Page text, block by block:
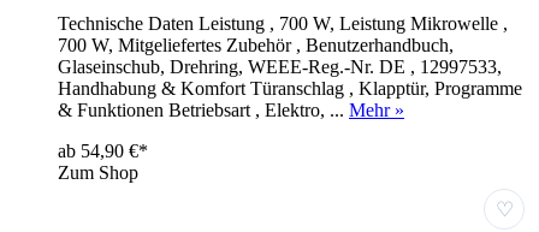
Technische Daten Leistung , 700 W, Leistung Mikrowelle ,
700 W, Mitgeliefertes Zubehör , Benutzerhandbuch,
Glaseinschub, Drehring, WEEE-Reg.-Nr. DE , 12997533,
Handhabung & Komfort Türanschlag , Klapptür, Programme
& Funktionen Betriebsart , Elektro, ... Mehr »
ab 54,90 €*
Zum Shop
♡